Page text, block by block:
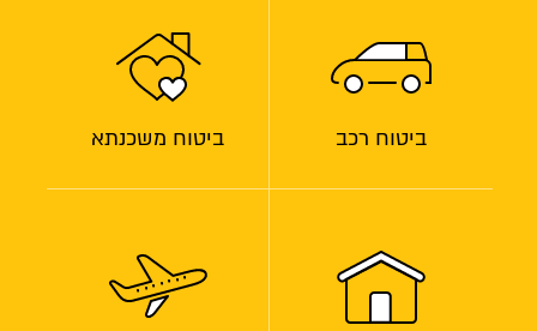
ביטוח רכב ביטוח משכנתא